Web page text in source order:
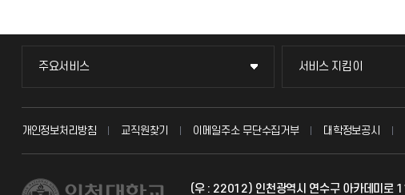
주요서비스
주요서비스
교무회의방송
시설예약
서비스 지킴이
서비스 지킴이
묻고 답하기
자주 묻는 질문(FAQ)
개인정보처리방침 교직원찾기 이메일주소 무단수집거부 대학정보공시
(우 : 22012) 인천광역시 연수구 아카데미로